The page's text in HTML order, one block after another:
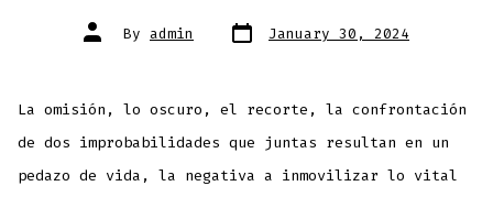
Post
author
By admin Post
date January 30, 2024
La omisión, lo oscuro, el recorte, la confrontación
de dos improbabilidades que juntas resultan en un
pedazo de vida, la negativa a inmovilizar lo vital